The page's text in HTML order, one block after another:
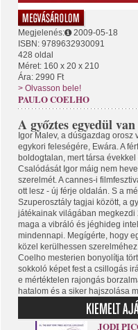
Megjelenés:
2009-05-18
ISBN: 9789632930091
428 oldal
Méret: 160 x 20 x 210
Ára: 2990 Ft
> Olvasson bele!
PAULO COELHO
A győztes egyedül van
Igor Malev, a dúsgazdag
egykori feleségére, Ewára. A
boldogtalan, mert társa
Csalódását Igor máig nem
szerelmét. A cannes-i
ott lesz - új férje oldalán. S a
Szuperosztály tagjai között, a
játékainak világában megkezdi
maga a vibráló és jéghideg
mindennapi. Megígérte, hogy
közel kerülhessen
Coelho mesterien bonyolítja
sokkoló képet fest a csillogás
e mértéktelen rajongás
hatalom és a siker hajszolása
JODI